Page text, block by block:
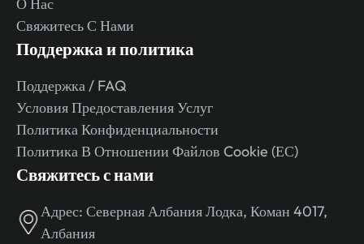
О Нас
Свяжитесь С Нами
Поддержка и политика
Поддержка / FAQ
Условия Предоставления Услуг
Политика Конфиденциальности
Политика В Отношении Файлов Cookie (ЕС)
Свяжитесь с нами
Адрес: Северная Албания Лодка, Коман 4017,
Албания